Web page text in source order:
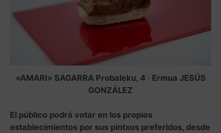
«AMARI» SAGARRA Probaleku, 4 · Ermua JESÚS
GONZÁLEZ
El público podrá votar en los propios
establecimientos por sus pintxos preferidos, desde